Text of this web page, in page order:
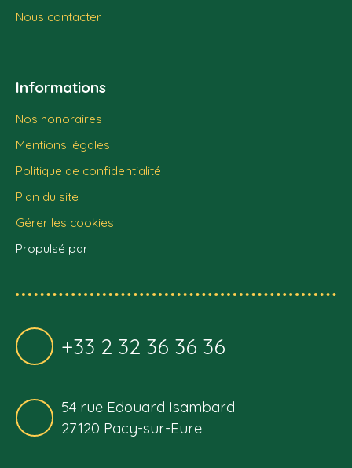
Nous contacter
Informations
Nos honoraires
Mentions légales
Politique de confidentialité
Plan du site
Gérer les cookies
Propulsé par
+33 2 32 36 36 36
54 rue Edouard Isambard
27120 Pacy-sur-Eure